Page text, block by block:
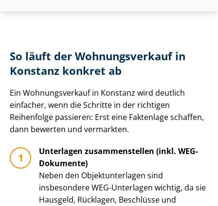
So läuft der Wohnungsverkauf in
Konstanz konkret ab
Ein Wohnungsverkauf in Konstanz wird deutlich
einfacher, wenn die Schritte in der richtigen
Reihenfolge passieren: Erst eine Faktenlage schaffen,
dann bewerten und vermarkten.
Unterlagen zusammenstellen (inkl. WEG-
Dokumente)
Neben den Ob­jekt­un­ter­la­gen sind
insbesondere WEG-Unterlagen wichtig, da sie
Hausgeld, Rücklagen, Beschlüsse und